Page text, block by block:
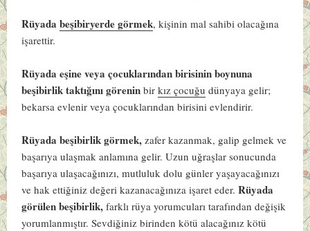
Rüyadabeşibiryerde görmek, kişinin mal sahibi olacağına
işarettir.
Rüyada eşine veya çocuklarından birisinin boynuna
beşibirlik taktığını görenin birkız çocuğu dünyaya gelir;
bekarsa evlenir veya çocuklarından birisini evlendirir.
Rüyada beşibirlik görmek, zafer kazanmak, galip gelmek ve
başarıya ulaşmak anlamına gelir. Uzun uğraşlar sonucunda
başarıya ulaşacağınızı, mutluluk dolu günler yaşayacağınızı
ve hak ettiğiniz değeri kazanacağınıza işaret eder.Rüyada
görülen beşibirlik, farklı rüya yorumcuları tarafından değişik
yorumlanmıştır. Sevdiğiniz birinden kötü alacağınız kötü